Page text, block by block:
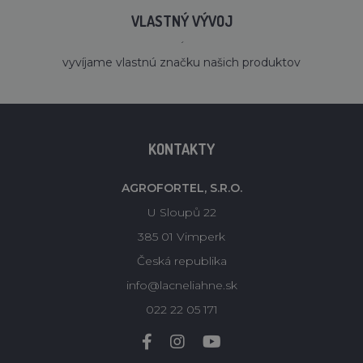
VLASTNÝ VÝVOJ
´
vyvíjame vlastnú značku našich produktov
KONTAKTY
AGROFORTEL, S.R.O.
U Sloupů 22
385 01 Vimperk
Česká republika
info@lacneliahne.sk
022 22 05 171